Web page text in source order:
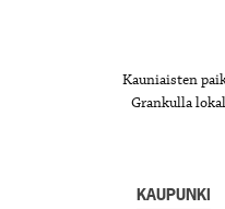
Kauniaisten
Grankulla
KAUPUNKI